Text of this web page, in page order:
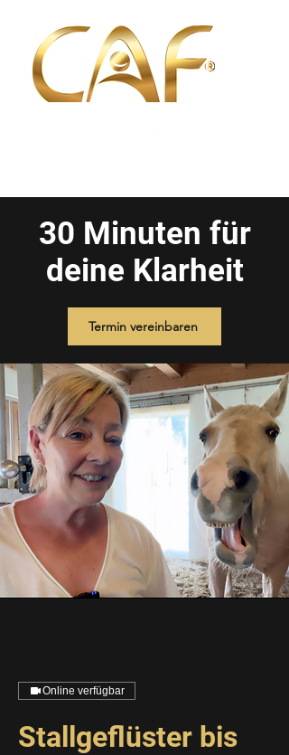
30 Minuten für
deine Klarheit
Termin vereinbaren
Online verfügbar
Stallgeflüster bis